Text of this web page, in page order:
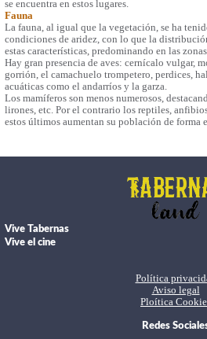
se encuentra en estos lugares.
Fauna
La fauna, al igual que la vegetación, se ha
condiciones de aridez, con lo que la
estas características, predominando en las
Hay gran presencia de aves: cernícalo vulgar,
gorrión, el camachuelo trompetero, perdices,
acuáticas como el andarríos y la garza.
Los mamíferos son menos numerosos,
lirones, etc. Por el contrario los reptiles,
estos últimos aumentan su población de forma
Vive Tabernas
Vive el cine
Política
Aviso legal
Ploítica
Redes